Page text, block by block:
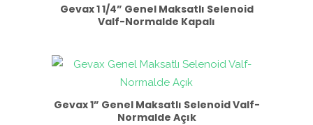
Gevax 1 1/4” Genel Maksatlı Selenoid
Valf-Normalde Kapalı
Gevax 1” Genel Maksatlı Selenoid Valf-
Normalde Açık